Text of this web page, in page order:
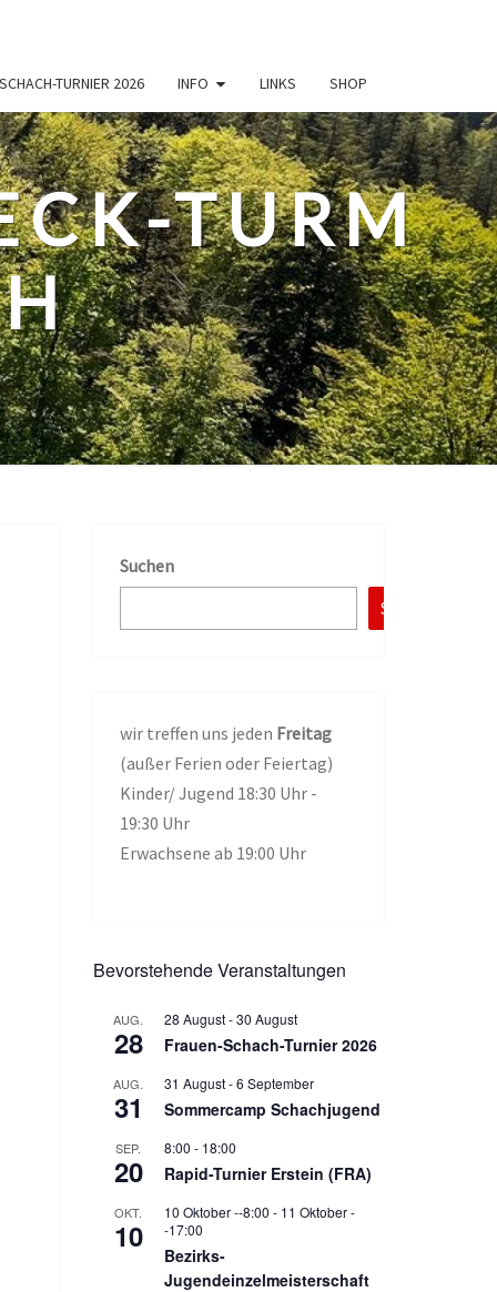
TURNIER 2026 INFO LINKS SHOP
TURM
Suchen
Suchen
wir treffen uns jeden Freitag
(außer Ferien oder Feiertag)
Kinder/ Jugend 18:30 Uhr -
19:30 Uhr
Erwachsene ab 19:00 Uhr
Bevorstehende Veranstaltungen
AUG.
28
28 August-30 August
Frauen-Schach-Turnier 2026
AUG.
31
31 August-6 September
Sommercamp Schachjugend
SEP.
20
8:00 - 18:00
Rapid-Turnier Erstein (FRA)
OKT.
10
10 Oktober --8:00 - 11 Oktober -
-17:00
Bezirks-
Jugendeinzelmeisterschaft